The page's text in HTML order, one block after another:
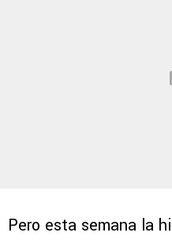
Pero esta semana la